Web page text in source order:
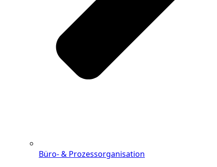
Büro- & Prozessorganisation